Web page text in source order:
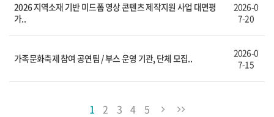
2026 지역소재 기반 미드폼 영상 콘텐츠 제작지원 사업 대면평
가..
2026-0
7-20
가족문화축제 참여 공연팀 / 부스 운영 기관, 단체 모집..
2026-0
7-15
1 2 3 4 5